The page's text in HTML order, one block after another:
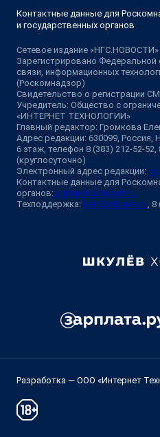
Контактные данные для
и государственных органов
Сетевое издание «НГС.НОВОСТИ»
Зарегистрировано
связи, информационных
(Роскомнадзор)
Свидетельство о регистрации
Учредитель: Общество с
«ИНТЕРНЕТ ТЕХНОЛОГИИ»
Главный редактор: Громкова
Адрес редакции: 630099, Россия,
6 этаж, телефон 8 (383) 212-52-52,
(круглосуточно)
Электронный адрес редакции:
Контактные данные для
органов: juristnsk@shkulev.ru
Техподдержка: help@shkulev.ru ,
Разработка — ООО «Интернет